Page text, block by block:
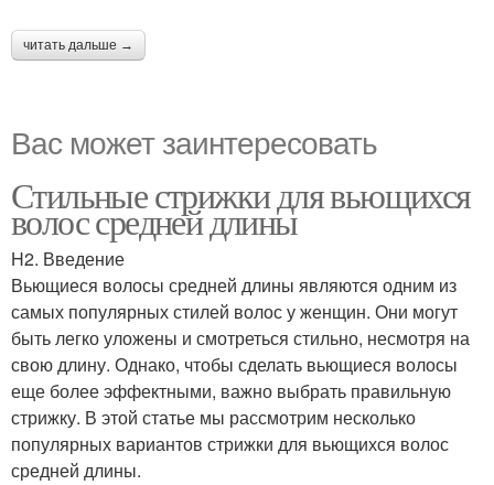
читать дальше →
Вас может заинтересовать
Стильные стрижки для вьющихся
волос средней длины
H2. Введение
Вьющиеся волосы средней длины являются одним из
самых популярных стилей волос у женщин. Они могут
быть легко уложены и смотреться стильно, несмотря на
свою длину. Однако, чтобы сделать вьющиеся волосы
еще более эффектными, важно выбрать правильную
стрижку. В этой статье мы рассмотрим несколько
популярных вариантов стрижки для вьющихся волос
средней длины.